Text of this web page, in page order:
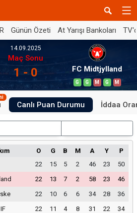
Günün Özeti At Yarışı Bankoları
14.09.2025
Maç Sonu
1 - 0 FC Midtjylland
G G M G M
Canlı Puan Durumu İddaa
O G B M A Y
P
22 15 5 2 46 23
50
22 13 7 2 58 23
46
22 10 6 6 34 28
36
22 11 4 8 31 22
34